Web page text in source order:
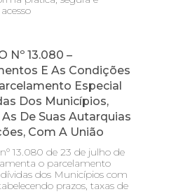
Nº 13.080 –
E As Condições
Especial
Dos Municípios,
De Suas Autarquias
Com A União
13.080 de 23 de julho de
o parcelamento
dos Municípios com
prazos, taxas de